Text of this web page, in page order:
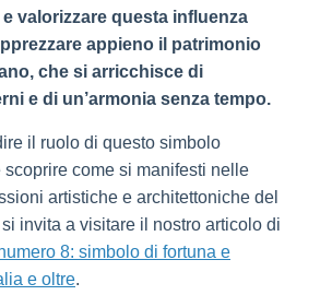
valorizzare questa influenza
appieno il patrimonio
che si arricchisce di
e di un’armonia senza tempo.
il ruolo di questo simbolo
scoprire come si manifesti nelle
artistiche e architettoniche del
invita a visitare il nostro articolo di
numero 8: simbolo di fortuna e
e oltre.